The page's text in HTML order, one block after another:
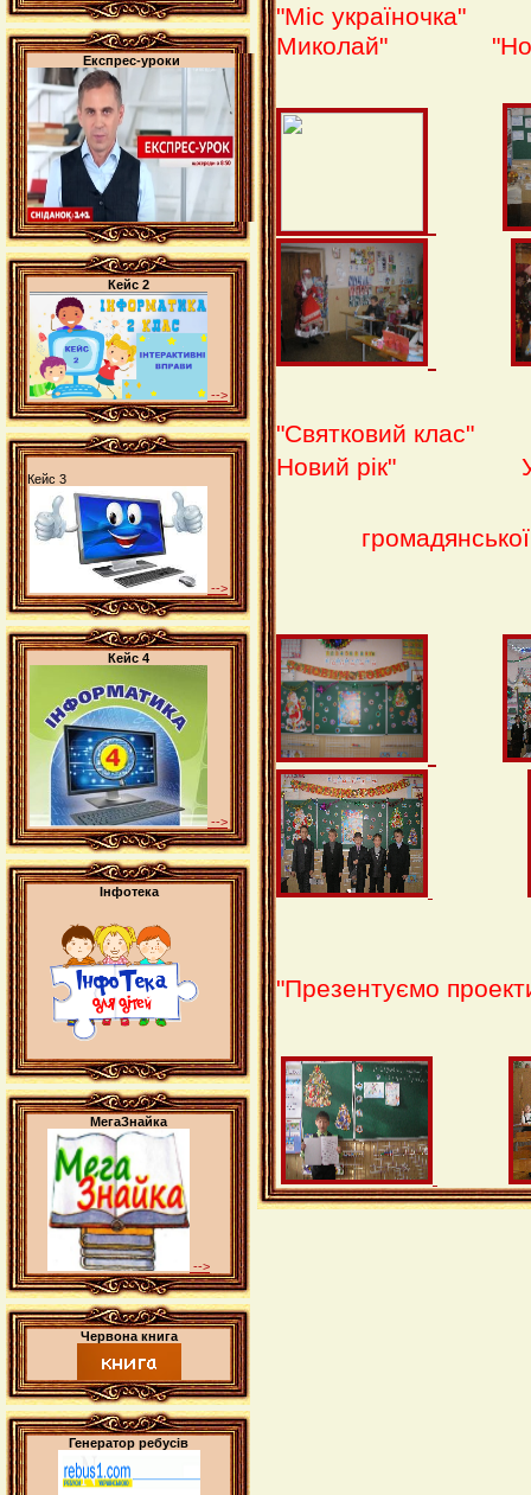
Експрес-уроки
Кейс 2
-->
Кейс 3
-->
Кейс 4
-->
Інфотека
МегаЗнайка
-->
Червона книга
Генератор ребусів
"Міс україночка"
Миколай"
"Святковий клас"
Новий рік"
громадянської
"Презентуємо